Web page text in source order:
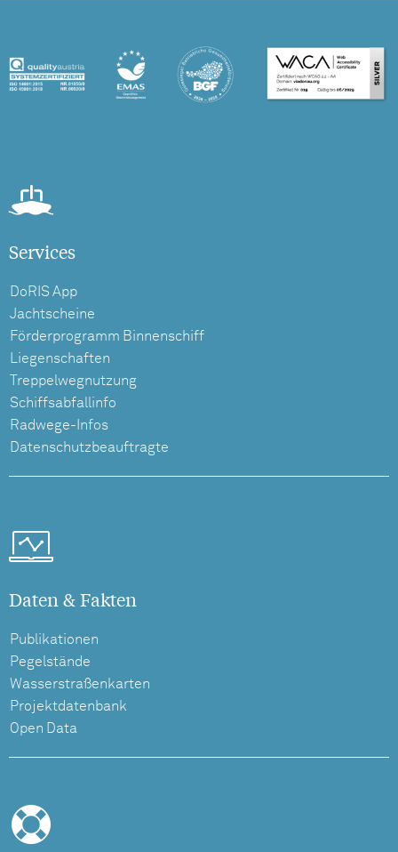
Services
DoRIS App
Jachtscheine
Förderprogramm Binnenschiff
Liegenschaften
Treppelwegnutzung
Schiffsabfallinfo
Radwege-Infos
Datenschutzbeauftragte
Daten & Fakten
Publikationen
Pegelstände
Wasserstraßenkarten
Projektdatenbank
Open Data